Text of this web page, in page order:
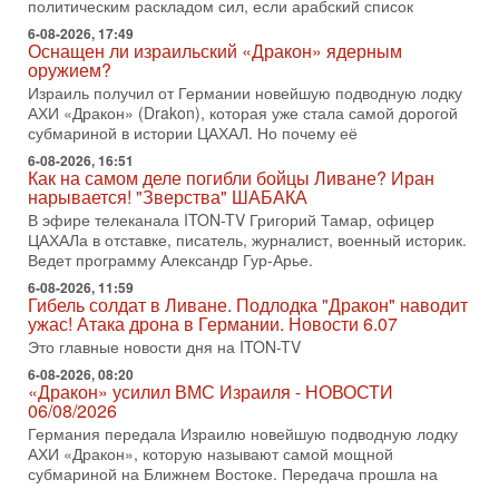
меняли политический ландшафт Израиля. Достаточно
вспомнить взлет партии «Исраэль ба-алия», когда
31-07-2026, 17:00
Тайны закрытых дверей: о чём на самом деле
молчат Трамп и Нетаньяху?
Недавний визит премьер-министра Израиля Биньямина
Нетаньяху в США и его встреча с Дональдом Трампом
оставили больше вопросов, чем ответов. Полная
31-07-2026, 15:18
Иран готовит покушение на Нетаниягу! Трамп не
хочет эскалации, но КСИР готовит взрыв!
В эфире телеканала ITON-TV СЕРГЕЙ МИГДАЛЬ, эксперт
по вопросам безопасности, офицер запаса
Международного управления полиции Израиля, автор
31-07-2026, 09:02
Битва за разоружение ХАМАСа - НОВОСТИ
31/07/2026
Сегодня президент США Дональд Трамп заявил о
достижении исторического соглашения о полном
разоружении ХАМАСа и других вооруженных группировок в
30-07-2026, 17:59
Иран доведет Трампа до крайних мер? Разбор и
политическим раскладом сил, если арабский список
6-08-2026, 17:49
Оснащен ли израильский «Дракон» ядерным
оружием?
Израиль получил от Германии новейшую подводную лодку
АХИ «Дракон» (Drakon), которая уже стала самой дорогой
субмариной в истории ЦАХАЛ. Но почему её
6-08-2026, 16:51
Как на самом деле погибли бойцы Ливане? Иран
нарывается! "Зверства" ШАБАКА
В эфире телеканала ITON-TV Григорий Тамар, офицер
ЦАХАЛа в отставке, писатель, журналист, военный историк.
Ведет программу Александр Гур-Арье.
6-08-2026, 11:59
Гибель солдат в Ливане. Подлодка "Дракон" наводит
ужас! Атака дрона в Германии. Новости 6.07
Это главные новости дня на ITON-TV
6-08-2026, 08:20
«Дракон» усилил ВМС Израиля - НОВОСТИ
06/08/2026
Германия передала Израилю новейшую подводную лодку
АХИ «Дракон», которую называют самой мощной
субмариной на Ближнем Востоке. Передача прошла на